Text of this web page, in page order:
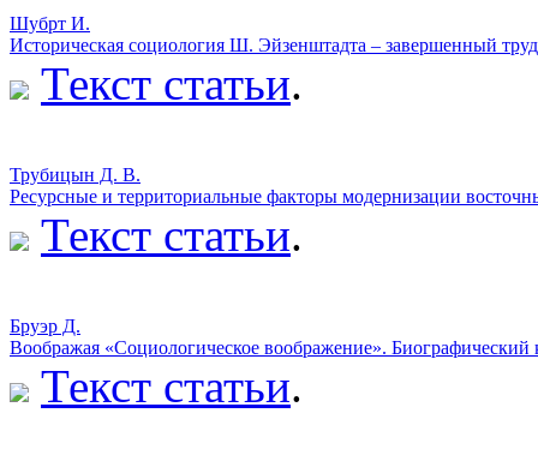
Шубрт И.
Историческая социология Ш. Эйзенштадта – завершенный
Текст статьи.
Трубицын Д. В.
Ресурсные и территориальные факторы модернизации
Текст статьи.
Бруэр Д.
Воображая «Социологическое воображение». Биографический
Текст статьи.